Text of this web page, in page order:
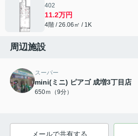
402
11.2万円
4階 / 26.06㎡ / 1K
周辺施設
スーパー
mini(ミニ) ピアゴ 成増3丁目店
650ｍ（9分）
メールで共有する